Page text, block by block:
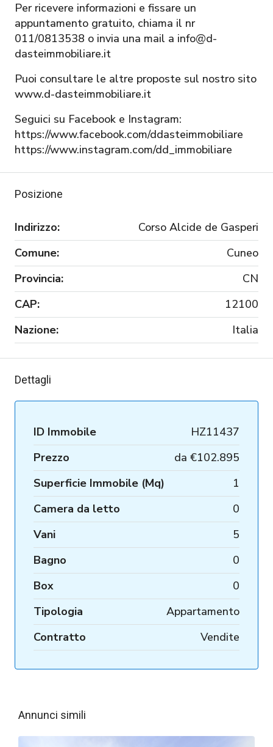
Per ricevere informazioni e fissare un
appuntamento gratuito, chiama il nr
011/0813538 o invia una mail a info@d-
dasteimmobiliare.it
Puoi consultare le altre proposte sul nostro sito
www.d-dasteimmobiliare.it
Seguici su Facebook e Instagram:
https://www.facebook.com/ddasteimmobiliare
https://www.instagram.com/dd_immobiliare
Posizione
Indirizzo:
Corso Alcide de Gasperi
Comune:
Cuneo
Provincia:
CN
CAP:
12100
Nazione:
Italia
Dettagli
ID Immobile
HZ11437
Prezzo
da €102.895
Superficie Immobile (Mq)
1
Camera da letto
0
Vani
5
Bagno
0
Box
0
Tipologia
Appartamento
Contratto
Vendite
Annunci simili